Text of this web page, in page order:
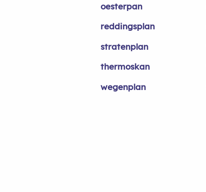
oesterpan
reddingsplan
stratenplan
thermoskan
wegenplan